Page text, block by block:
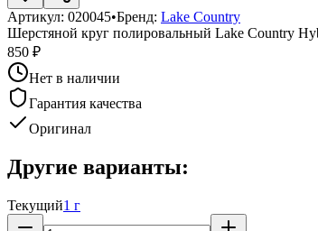
Артикул: 020045•Бренд: Lake Country
Шерстяной круг полировальный Lake Country
850 ₽
Нет в наличии
Гарантия качества
Оригинал
Другие варианты:
Текущий1 г